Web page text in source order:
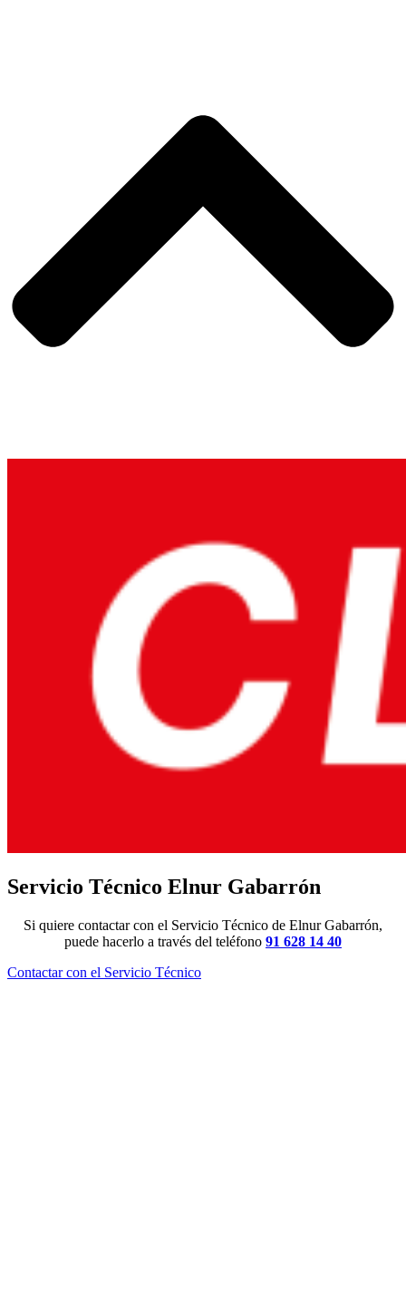
Servicio Técnico Elnur Gabarrón
Si quiere contactar con el Servicio Técnico de Elnur Gabarrón,
puede hacerlo a través del teléfono 91 628 14 40
Contactar con el Servicio Técnico